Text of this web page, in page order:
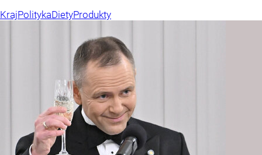
KrajPolitykaDietyProdukty